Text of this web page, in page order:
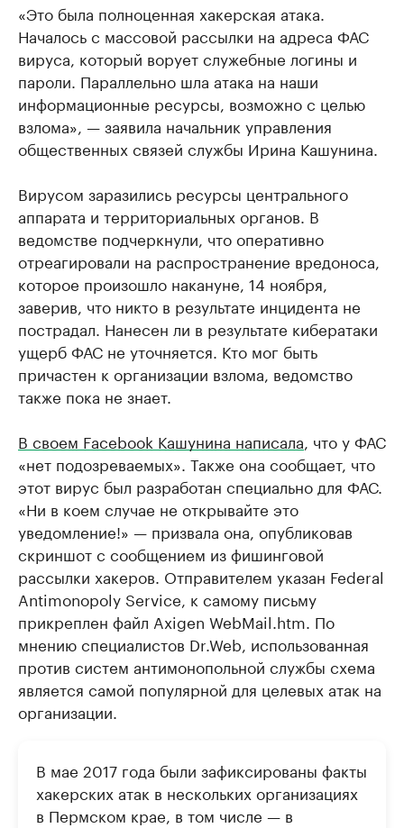
«Это была полноценная хакерская атака.
Началось с массовой рассылки на адреса ФАС
вируса, который ворует служебные логины и
пароли. Параллельно шла атака на наши
информационные ресурсы, возможно с целью
взлома», — заявила начальник управления
общественных связей службы Ирина Кашунина.
Вирусом заразились ресурсы центрального
аппарата и территориальных органов. В
ведомстве подчеркнули, что оперативно
отреагировали на распространение вредоноса,
которое произошло накануне, 14 ноября,
заверив, что никто в результате инцидента не
пострадал. Нанесен ли в результате кибератаки
ущерб ФАС не уточняется.​ Кто мог быть
причастен к организации взлома, ведомство
также пока не знает.
В своем Facebook Кашунина написала , что у ФАС
«нет подозреваемых». Также она сообщает, что
этот вирус был разработан специально для ФАС.
«Ни в коем случае не открывайте это
уведомление!» — призвала она, опубликовав
скриншот с сообщением из фишинговой
рассылки хакеров. Отправителем указан Federal
Antimonopoly Service, к самому письму
прикреплен файл Axigen WebMail.htm. По
мнению специалистов Dr.Web, использованная
против систем антимонопольной службы схема
является самой популярной для целевых атак на
организации.
В мае 2017 года были зафиксированы факты
хакерских атак в нескольких организациях
в Пермском крае, в том числе — в